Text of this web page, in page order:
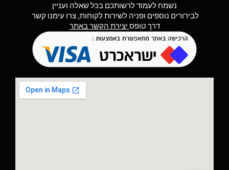
חירום ביד אחת.
מנורות טריטיום ירוקות הן
מתאריך הייצור.
הערה: מומלצת התקנה ע״י איש
מקצוע.
נשמח לעמוד לרשותכם בכל שאלה ועניין
לבירורים נוספים ופניה לשירות לקוחות, צרו עימנו קשר
דרך טופס יצירת הקשר באתר